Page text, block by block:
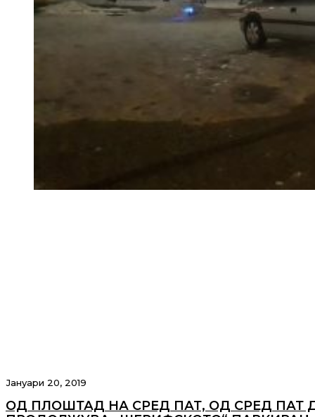
Јануари 20, 2019
ОД ПЛОШТАД НА СРЕД ПАТ, ОД СРЕД ПАТ